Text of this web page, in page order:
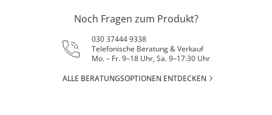
Noch Fragen zum Produkt?
030 37444 9338
Telefonische Beratung & Verkauf
Mo. – Fr. 9–18 Uhr, Sa. 9–17:30 Uhr
ALLE BERATUNGSOPTIONEN ENTDECKEN